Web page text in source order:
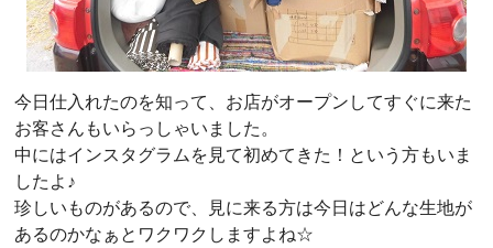
今日仕入れたのを知って、お店がオープンしてすぐに来た
お客さんもいらっしゃいました。
中にはインスタグラムを見て初めてきた！という方もいま
したよ♪
珍しいものがあるので、見に来る方は今日はどんな生地が
あるのかなぁとワクワクしますよね☆